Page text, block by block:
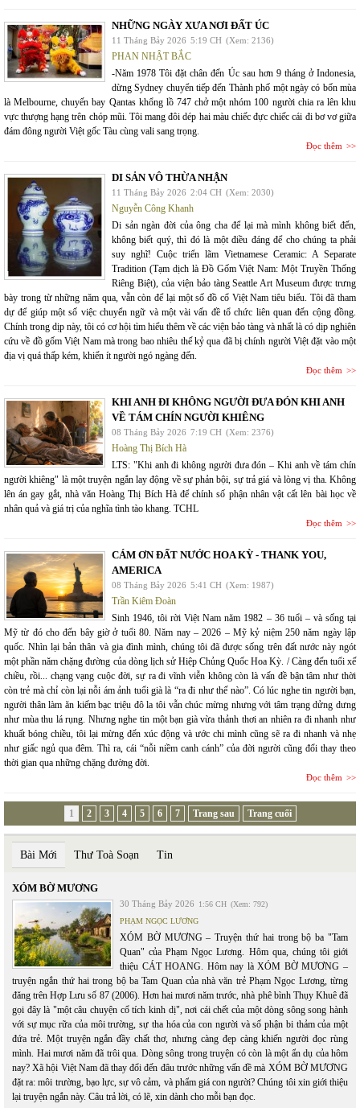
NHỮNG NGÀY XƯA NƠI ĐẤT ÚC
11 Tháng Bảy 2026 5:19 CH (Xem: 2136)
PHAN NHẬT BẮC
-Năm 1978 Tôi đặt chân đến Úc sau hơn 9 tháng ở Indonesia,
dừng Sydney chuyển tiếp đến Thành phố một ngày có bốn mùa
là Melbourne, chuyến bay Qantas khổng lồ 747 chở một nhóm 100 người chia ra lên khu
vực thượng hạng trên chóp mũi. Tôi mang đôi dép hai màu chiếc đực chiếc cái đi bơ vơ giữa
đám đông người Việt gốc Tàu cùng vali sang trọng.
Đọc thêm
DI SẢN VÔ THỪA NHẬN
11 Tháng Bảy 2026 2:04 CH (Xem: 2030)
Nguyễn Công Khanh
Di sản ngàn đời của ông cha để lại mà mình không biết đến,
không biết quý, thì đó là một điều đáng để cho chúng ta phải
suy nghĩ! Cuộc triển lãm Vietnamese Ceramic: A Separate
Tradition (Tạm dịch là Đồ Gốm Việt Nam: Một Truyền Thống
Riêng Biệt), của viện bảo tàng Seattle Art Museum được trưng
bày trong từ những năm qua, vẫn còn để lại một số đồ cổ Việt Nam tiêu biểu. Tôi đã tham
dự để giúp một số việc chuyển ngữ và một vài vấn đề tổ chức liên quan đến cộng đồng.
Chính trong dịp này, tôi có cơ hội tìm hiểu thêm về các viện bảo tàng và nhất là có dịp nghiên
cứu về đồ gốm Việt Nam mà trong bao nhiêu thế kỷ qua đã bị chính người Việt đặt vào một
địa vị quá thấp kém, khiến ít người ngó ngàng đến.
Đọc thêm
KHI ANH ĐI KHÔNG NGƯỜI ĐƯA ĐÓN KHI ANH
VỀ TÁM CHÍN NGƯỜI KHIÊNG
08 Tháng Bảy 2026 7:19 CH (Xem: 2376)
Hoàng Thị Bích Hà
LTS: "Khi anh đi không người đưa đón – Khi anh về tám chín
người khiêng" là một truyện ngắn lay động về sự phản bội, sự trả giá và lòng vị tha. Không
lên án gay gắt, nhà văn Hoàng Thị Bích Hà để chính số phận nhân vật cất lên bài học về
nhân quả và giá trị của nghĩa tình tào khang. TCHL
Đọc thêm
CÁM ƠN ĐẤT NƯỚC HOA KỲ - THANK YOU,
AMERICA
08 Tháng Bảy 2026 5:41 CH (Xem: 1987)
Trần Kiêm Đoàn
Sinh 1946, tôi rời Việt Nam năm 1982 – 36 tuổi – và sống tại
Mỹ từ đó cho đến bây giờ ở tuổi 80. Năm nay – 2026 – Mỹ kỷ niệm 250 năm ngày lập
quốc. Nhìn lại bản thân và gia đình mình, chúng tôi đã được sống trên đất nước này ngót
một phần năm chặng đường của dòng lịch sử Hiệp Chủng Quốc Hoa Kỳ. / Càng đến tuổi xế
chiều, rồi... chạng vạng cuộc đời, sự ra đi vĩnh viễn không còn là vấn đề bận tâm như thời
còn trẻ mà chỉ còn lại nỗi ám ảnh tuổi già là “ra đi như thế nào”. Có lúc nghe tin người bạn,
người thân làm ăn kiếm bạc triệu đô la tôi vẫn chúc mừng nhưng với tâm trạng dửng dưng
như mùa thu lá rụng. Nhưng nghe tin một bạn già vừa thảnh thơi an nhiên ra đi nhanh như
khuất bóng chiều, tôi lại mừng đến xúc động và ước chi mình cũng sẽ ra đi nhanh và nhẹ
như giấc ngủ qua đêm. Thì ra, cái “nỗi niềm canh cánh” của đời người cũng đổi thay theo
thời gian qua những chặng đường đời.
Đọc thêm
1 2 3 4 5 6 7 Trang sau Trang cuối
Bài Mới Thư Toà Soạn Tin
XÓM BỜ MƯƠNG
30 Tháng Bảy 2026 1:56 CH (Xem: 792)
PHẠM NGỌC LƯƠNG
XÓM BỜ MƯƠNG – Truyện thứ hai trong bộ ba "Tam
Quan" của Phạm Ngọc Lương. Hôm qua, chúng tôi giới
thiệu CÁT HOANG. Hôm nay là XÓM BỜ MƯƠNG –
truyện ngắn thứ hai trong bộ ba Tam Quan của nhà văn trẻ Phạm Ngọc Lương, từng
đăng trên Hợp Lưu số 87 (2006). Hơn hai mươi năm trước, nhà phê bình Thụy Khuê đã
gọi đây là "một câu chuyện cổ tích kinh dị", nơi cái chết của một dòng sông song hành
với sự mục rữa của môi trường, sự tha hóa của con người và số phận bi thảm của một
đứa trẻ. Một truyện ngắn đầy chất thơ, nhưng càng đẹp càng khiến người đọc rùng
mình. Hai mươi năm đã trôi qua. Dòng sông trong truyện có còn là một ẩn dụ của hôm
nay? Xã hội Việt Nam đã thay đổi đến đâu trước những vấn đề mà XÓM BỜ MƯƠNG
đặt ra: môi trường, bạo lực, sự vô cảm, và phẩm giá con người? Chúng tôi xin giới thiệu
lại truyện ngắn này. Câu trả lời, có lẽ, xin dành cho mỗi bạn đọc.